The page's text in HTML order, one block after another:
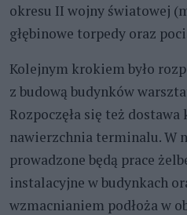
okresu II wojny światowej
głębinowe torpedy oraz
Kolejnym krokiem było
z budową budynków
Rozpoczęła się też
nawierzchnia terminalu. W
prowadzone będą prace
instalacyjne w budynkach
wzmacnianiem podłoża w